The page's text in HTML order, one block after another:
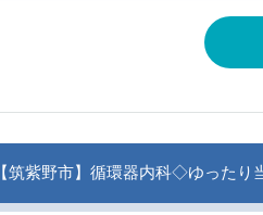
【筑紫野市】循環器内科◇ゆった